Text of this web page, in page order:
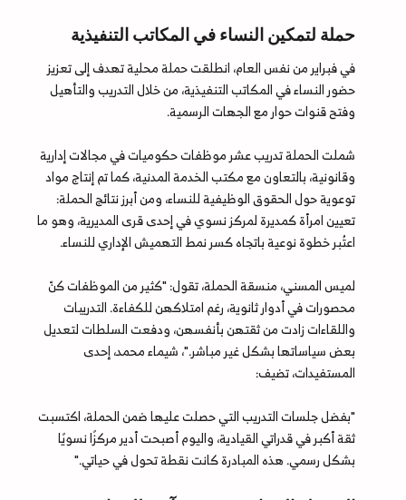
حملة لتمكين النساء في المكاتب التنفيذية
في فبراير من نفس العام، انطلقت حملة محلية تهدف إلى تعزيز
حضور النساء في المكاتب التنفيذية، من خلال التدريب والتأهيل
وفتح قنوات حوار مع الجهات الرسمية.
شملت الحملة تدريب عشر موظفات حكوميات في مجالات إدارية
وقانونية، بالتعاون مع مكتب الخدمة المدنية، كما تم إنتاج مواد
توعوية حول الحقوق الوظيفية للنساء، ومن أبرز نتائج الحملة:
تعيين امرأة كمديرة لمركز نسوي في إحدى قرى المديرية، وهو ما
اعتُبر خطوة نوعية باتجاه كسر نمط التهميش الإداري للنساء.
لميس المسني، منسقة الحملة، تقول: "كثير من الموظفات كنّ
محصورات في أدوار ثانوية، رغم امتلاكهن للكفاءة. التدريبات
واللقاءات زادت من ثقتهن بأنفسهن، ودفعت السلطات لتعديل
بعض سياساتها بشكل غير مباشر."، شيماء محمد، إحدى
المستفيدات، تضيف:
"بفضل جلسات التدريب التي حصلت عليها ضمن الحملة، اكتسبت
ثقة أكبر في قدراتي القيادية، واليوم أصبحت أدير مركزًا نسويًا
بشكل رسمي. هذه المبادرة كانت نقطة تحول في حياتي."